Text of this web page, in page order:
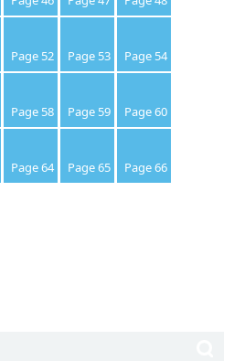
Page 52 Page 53 Page 54
Page 58 Page 59 Page 60
Page 64 Page 65 Page 66